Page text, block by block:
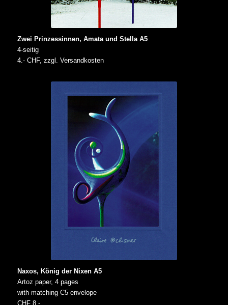
Zwei Prinzessinnen, Amata und Stella A5
4-seitig
4.- CHF, zzgl. Versandkosten
Naxos, König der Nixen A5
Artoz paper, 4 pages
with matching C5 envelope
CHF 8.-